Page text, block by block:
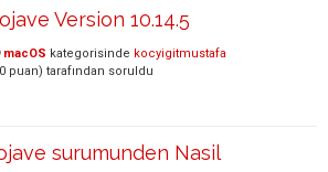
Version 10.14.5
macOS kategorisinde kocyigitmustafa
puan) tarafından soruldu
surumunden Nasil